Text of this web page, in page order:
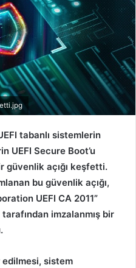
tabanlı sistemlerin
UEFI Secure Boot’u
güvenlik açığı keşfetti.
bu güvenlik açığı,
UEFI CA 2011”
imzalanmış bir
edilmesi, sistem